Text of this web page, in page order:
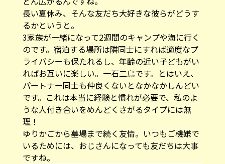
長い夏休み、そんな友だち大好きな彼らがどうす
るかというと。
3家族が一緒になって2週間のキャンプや海に行く
のです。宿泊する場所は隣同士にすれば適度なプ
ライバシーも保たれるし、年齢の近い子どもがい
ればお互いに楽しい。一石二鳥です。とはいえ、
パートナー同士も仲良くないとなかなかしんどい
です。これは本当に経験と慣れが必要で、私のよ
うな人付き合いをめんどくさがるタイプには無
理！
ゆりかごから墓場まで続く友情。いつもご機嫌で
いるためには、おじさんになっても友だちは大事
ですね。